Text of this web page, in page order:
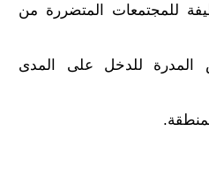
للمجتمعات المتضررة من
المدرة للدخل على المدى